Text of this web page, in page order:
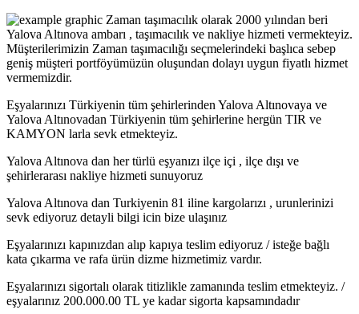
Zaman taşımacılık olarak 2000 yılından beri
Yalova Altınova ambarı , taşımacılık ve nakliye hizmeti vermekteyiz.
Müşterilerimizin Zaman taşımacılığı seçmelerindeki başlıca sebep
geniş müşteri portföyümüzün oluşundan dolayı uygun fiyatlı hizmet
vermemizdir.
Eşyalarınızı Türkiyenin tüm şehirlerinden Yalova Altınovaya ve
Yalova Altınovadan Türkiyenin tüm şehirlerine hergün TIR ve
KAMYON larla sevk etmekteyiz.
Yalova Altınova dan her türlü eşyanızı ilçe içi , ilçe dışı ve
şehirlerarası nakliye hizmeti sunuyoruz
Yalova Altınova dan Turkiyenin 81 iline kargolarızı , urunlerinizi
sevk ediyoruz detayli bilgi icin bize ulaşınız
Eşyalarınızı kapınızdan alıp kapıya teslim ediyoruz / isteğe bağlı
kata çıkarma ve rafa ürün dizme hizmetimiz vardır.
Eşyalarınızı sigortalı olarak titizlikle zamanında teslim etmekteyiz. /
eşyalarınız 200.000.00 TL ye kadar sigorta kapsamındadır